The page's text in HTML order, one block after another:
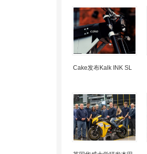
Cake发布Kalk INK SL